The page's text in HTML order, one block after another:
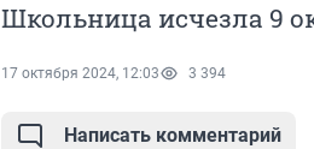
Школьница исчезла 9
17 октября 2024, 12:03 3 394
Написать комментарий